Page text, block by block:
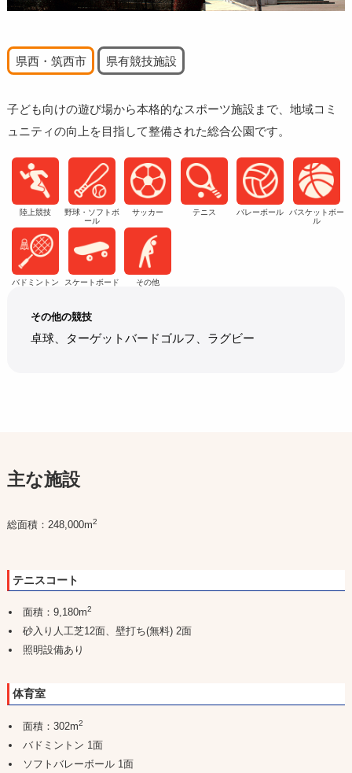
県西・筑西市 県有競技施設
子ども向けの遊び場から本格的なスポーツ施設まで、地域コミ
ュニティの向上を目指して整備された総合公園です。
陸上競技
野球・ソフトボ
ール
サッカー テニス バレーボール
バスケットボー
ル
バドミントン スケートボード その他
その他の競技
卓球、ターゲットバードゴルフ、ラグビー
主な施設
総面積：248,000m2
テニスコート
面積：9,180m2
砂入り人工芝12面、壁打ち(無料) 2面
照明設備あり
体育室
面積：302m2
バドミントン 1面
ソフトバレーボール 1面